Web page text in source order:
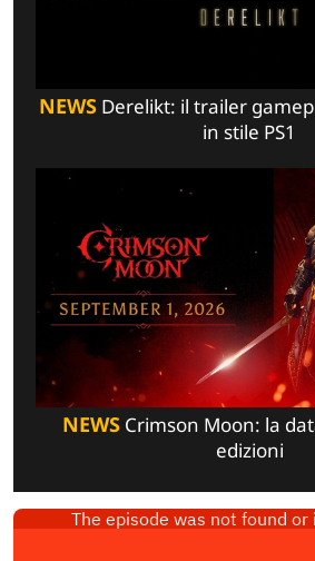
NEWS Derelikt: il trailer
in stile PS1
NEWSCrimson Moon: la
edizioni